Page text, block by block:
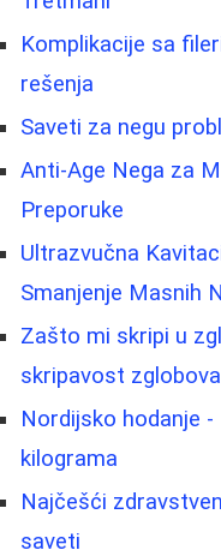
Komplikacije sa
rešenja
Saveti za negu
Anti-Age Nega za
Preporuke
Ultrazvučna
Smanjenje Masnih
Zašto mi skripi u
skripavost zglobova
Nordijsko hodanje
kilograma
Najčešći
saveti